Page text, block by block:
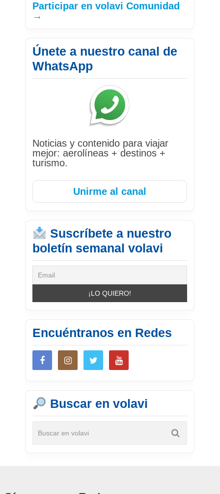
Participar en volavi Comunidad
→
Únete a nuestro canal de
WhatsApp
Noticias y contenido para viajar
mejor: aerolíneas + destinos +
turismo.
Unirme al canal
Suscríbete a nuestro
boletín semanal volavi
Encuéntranos en Redes
Buscar en volavi